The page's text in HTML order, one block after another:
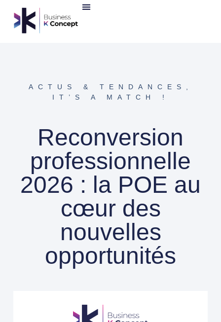
ACTUS & TENDANCES
IT’S A MATCH !
Reconversion
professionnelle
2026 : la POE au
cœur des
nouvelles
opportunités